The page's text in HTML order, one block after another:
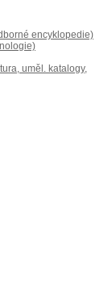
encyklopedie)
uměl. katalogy,